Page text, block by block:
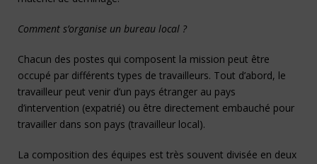
Comment s’organise un bureau local ?
Chacun des postes qui composent la mission peut être
occupé par différents types de travailleurs. Tout d’abord, le
travailleur peut venir d’un pays étranger au pays
d’intervention (expatrié) ou être directement embauché pour
travailler dans son pays (travailleur local).
La composition des équipes est très souvent divisée en deux